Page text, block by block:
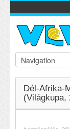
Dél-Afrika-
(Világkupa,